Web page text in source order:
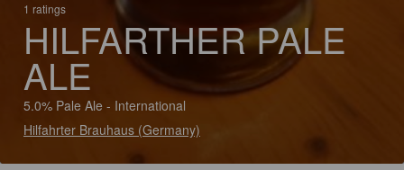
1 ratings
HILFARTHER PALE
ALE
5.0% Pale Ale - International
Hilfahrter Brauhaus (Germany)